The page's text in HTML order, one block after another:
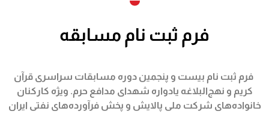
فرم ثبت نام مسابقه
فرم ثبت نام بیست و پنجمین دوره مسابقات سراسری قرآن
کریم و نهج‌البلاغه یادواره شهدای مدافع حرم. ویژه کارکنان
خانواده‌های شرکت ملی پالایش و پخش فرآورده‌های نفتی ایران